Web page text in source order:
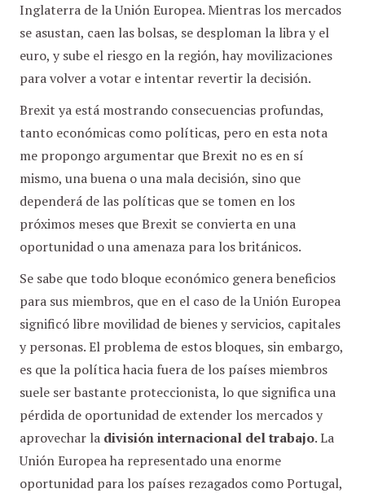
Inglaterra de la Unión Europea. Mientras los mercados
se asustan, caen las bolsas, se desploman la libra y el
euro, y sube el riesgo en la región, hay movilizaciones
para volver a votar e intentar revertir la decisión.
Brexit ya está mostrando consecuencias profundas,
tanto económicas como políticas, pero en esta nota
me propongo argumentar que Brexit no es en sí
mismo, una buena o una mala decisión, sino que
dependerá de las políticas que se tomen en los
próximos meses que Brexit se convierta en una
oportunidad o una amenaza para los británicos.
Se sabe que todo bloque económico genera beneficios
para sus miembros, que en el caso de la Unión Europea
significó libre movilidad de bienes y servicios, capitales
y personas. El problema de estos bloques, sin embargo,
es que la política hacia fuera de los países miembros
suele ser bastante proteccionista, lo que significa una
pérdida de oportunidad de extender los mercados y
aprovechar la división internacional del trabajo. La
Unión Europea ha representado una enorme
oportunidad para los países rezagados como Portugal,